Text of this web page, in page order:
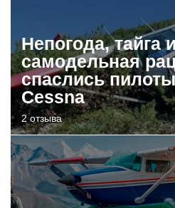
Непогода, тайга и
самодельная
спаслись
Cessna
2 отзыва